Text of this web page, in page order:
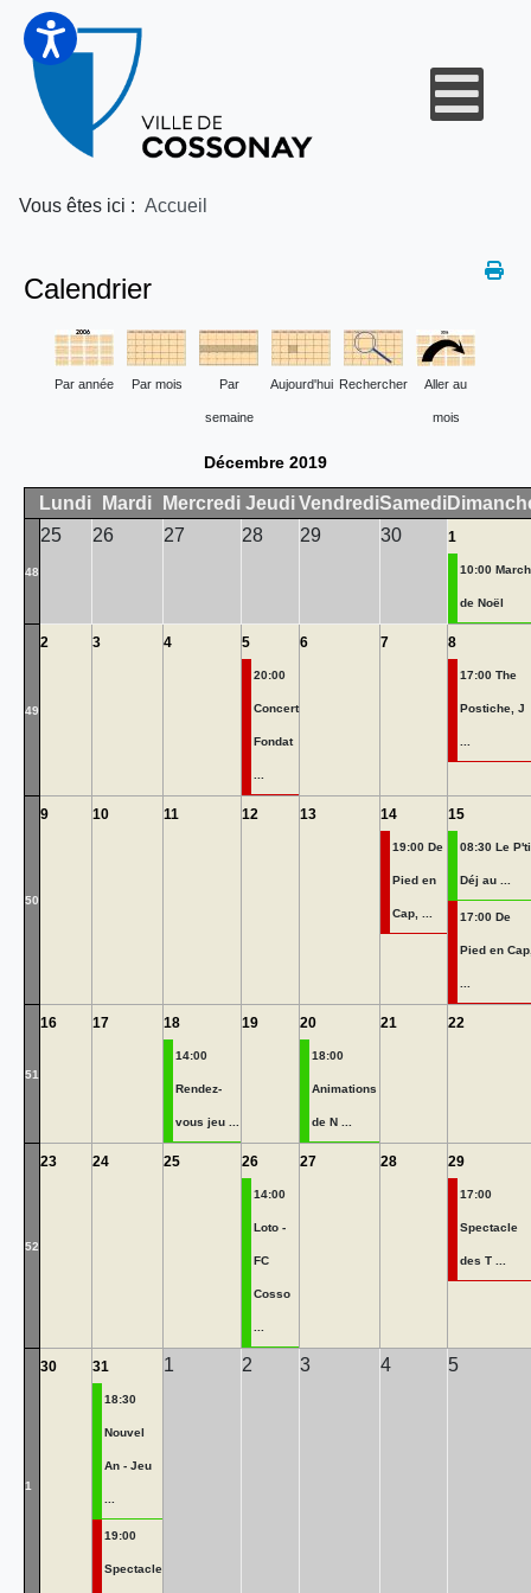
Vous êtes ici : Accueil
Calendrier
Par année Par mois Par
semaine
Aujourd'hui Rechercher Aller au
mois
Décembre 2019
Lundi Mardi Mercredi Jeudi VendrediSamedi
48
25 26 27 28 29 30 1
10:00
de Noël
49
2 3 4 5
20:00
Concert
Fondat
6 7 8
17:00 The
Postiche, J
50
9 10 11 12 13 14
19:00 De
Pied en
Cap, ...
15
08:30 Le
Déj au ...
17:00 De
Pied en
51
16 17 18
14:00
Rendez-
vous jeu ...
19 20
18:00
Animations
de N ...
21 22
52
23 24 25 26
14:00
Loto -
FC
Cosso
27 28 29
17:00
Spectacle
des T ...
1
30 31
18:30
Nouvel
An - Jeu
19:00
Spectacle
1 2 3 4 5